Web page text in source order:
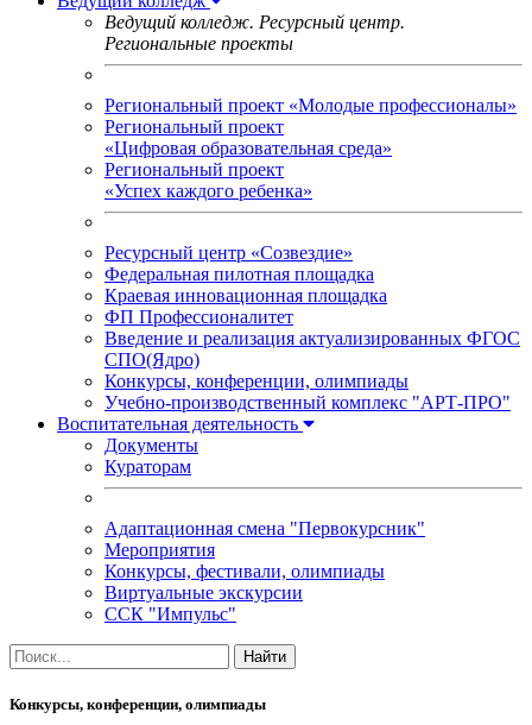
Ведущий колледж. Ресурсный центр.
Региональные проекты
Региональный проект «Молодые профессионалы»
Региональный проект
«Цифровая образовательная среда»
Региональный проект
«Успех каждого ребенка»
Ресурсный центр «Созвездие»
Федеральная пилотная площадка
Краевая инновационная площадка
ФП Профессионалитет
Введение и реализация актуализированных ФГОС
СПО(Ядро)
Конкурсы, конференции, олимпиады
Учебно-производственный комплекс "АРТ-ПРО"
Воспитательная деятельность
Документы
Кураторам
Адаптационная смена "Первокурсник"
Мероприятия
Конкурсы, фестивали, олимпиады
Виртуальные экскурсии
ССК "Импульс"
Конкурсы, конференции, олимпиады